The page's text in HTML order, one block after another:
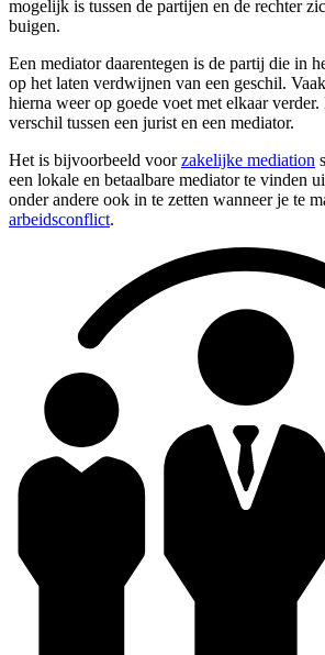
mogelijk is tussen de partijen en de rechter
buigen.
Een mediator daarentegen is de partij die in
op het laten verdwijnen van een geschil.
hierna weer op goede voet met elkaar
verschil tussen een jurist en een mediator.
Het is bijvoorbeeld voorzakelijke mediation
een lokale en betaalbare mediator te vinden
onder andere ook in te zetten wanneer je te
arbeidsconflict.